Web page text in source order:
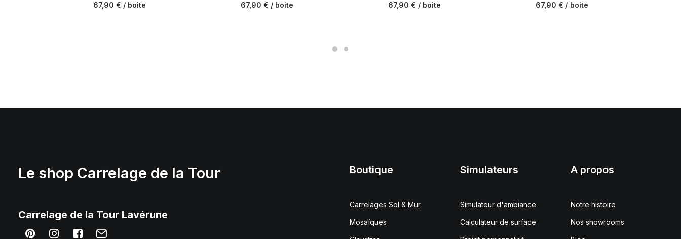
67,90 € / boite
67,90 € / boite
67,90 € / boite
67,90 € / boite
Le shop Carrelage de la Tour
Carrelage de la Tour Lavérune
Boutique
Carrelages Sol & Mur
Mosaïques
Simulateurs
Simulateur d'ambiance
Calculateur de surface
A propos
Notre histoire
Nos showrooms